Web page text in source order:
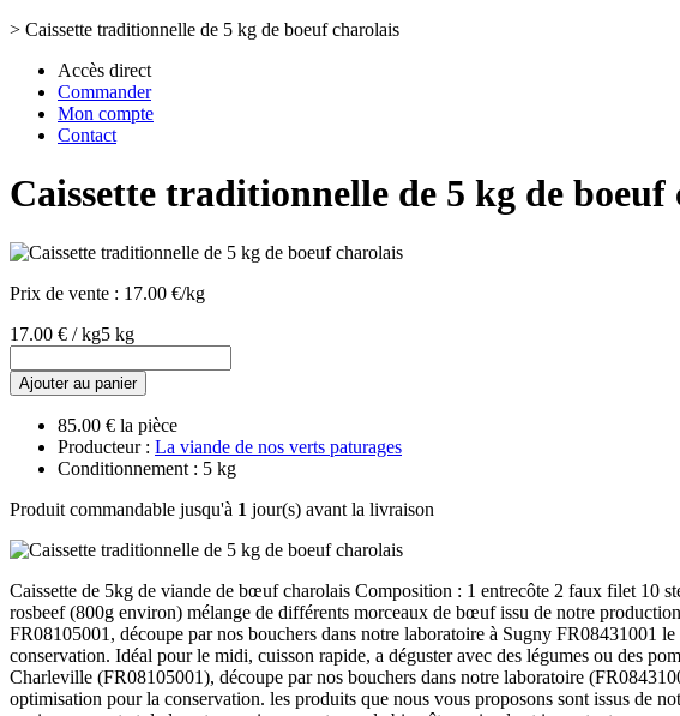
> Caissette traditionnelle de 5 kg de boeuf charolais
Accès direct
Commander
Mon compte
Contact
Caissette traditionnelle de 5 kg de boeuf
Prix de vente : 17.00 €/kg
17.00 € / kg5 kg
Ajouter au panier
85.00 € la pièce
Producteur : La viande de nos verts paturages
Conditionnement : 5 kg
Produit commandable jusqu'à 1 jour(s) avant la livraison
Caissette de 5kg de viande de bœuf charolais Composition : 1 entrecôte 2 faux filet 10
rosbeef (800g environ) mélange de différents morceaux de bœuf issu de notre
FR08105001, découpe par nos bouchers dans notre laboratoire à Sugny FR08431001
conservation. Idéal pour le midi, cuisson rapide, a déguster avec des légumes ou des
Charleville (FR08105001), découpe par nos bouchers dans notre laboratoire
optimisation pour la conservation. les produits que nous vous proposons sont issus de